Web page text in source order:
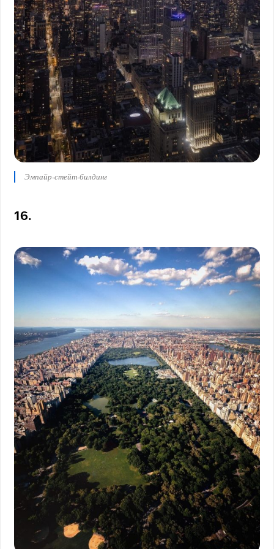
Эмпайр-стейт-билдинг
16.